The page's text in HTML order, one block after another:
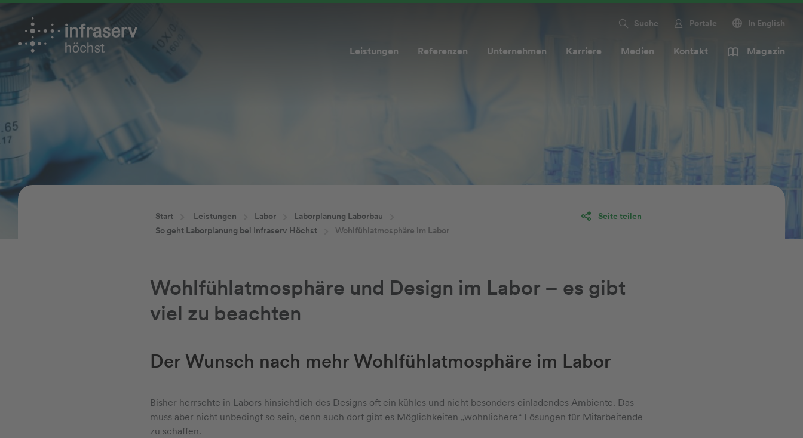
Suche Portale In English
Leistungen Referenzen Unternehmen Karriere Medien Kontakt Magazin
Start Leistungen Labor
Laborplanung Laborbau
So geht Laborplanung bei Infraserv Höchst
Wohlfühlatmosphäre im Labor
Seite teilen
Wohlfühlatmosphäre und Design im Labor – es gibt
viel zu beachten
Der Wunsch nach mehr Wohlfühlatmosphäre im Labor
Bisher herrschte in Labors hinsichtlich des Designs oft ein kühles und nicht besonders einladendes Ambiente. Das
muss aber nicht unbedingt so sein, denn auch dort gibt es Möglichkeiten „wohnlichere“ Lösungen für Mitarbeitende
zu schaffen.